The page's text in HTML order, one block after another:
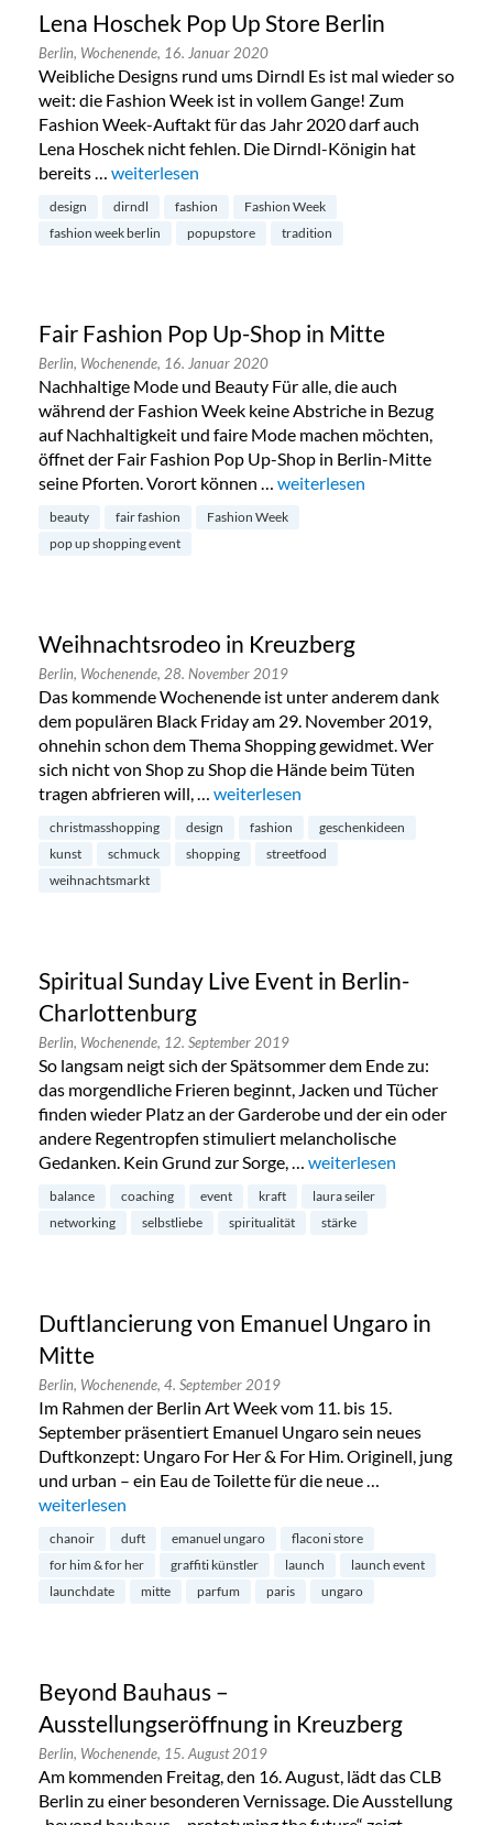
Lena Hoschek Pop Up Store Berlin
Berlin, Wochenende, 16. Januar 2020
Weibliche Designs rund ums Dirndl Es ist mal wieder so
weit: die Fashion Week ist in vollem Gange! Zum
Fashion Week-Auftakt für das Jahr 2020 darf auch
Lena Hoschek nicht fehlen. Die Dirndl-Königin hat
bereits … „Lena Hoschek Pop Up Store Berlin“
weiterlesen
design dirndl fashion
Fashion Week
fashion week berlin
popupstore tradition
Fair Fashion Pop Up-Shop in Mitte
Berlin, Wochenende, 16. Januar 2020
Nachhaltige Mode und Beauty Für alle, die auch
während der Fashion Week keine Abstriche in Bezug
auf Nachhaltigkeit und faire Mode machen möchten,
öffnet der Fair Fashion Pop Up-Shop in Berlin-Mitte
seine Pforten. Vorort können … „Fair Fashion Pop Up-Shop
weiterlesen
beauty fair fashion
Fashion Week
pop up shopping event
Weihnachtsrodeo in Kreuzberg
Berlin, Wochenende, 28. November 2019
Das kommende Wochenende ist unter anderem dank
dem populären Black Friday am 29. November 2019,
ohnehin schon dem Thema Shopping gewidmet. Wer
sich nicht von Shop zu Shop die Hände beim Tüten
tragen abfrieren will, … „Weihnachtsrodeo in Kreuzberg“
weiterlesen
christmasshopping design fashion
geschenkideen
kunst
schmuck shopping
streetfood
weihnachtsmarkt
Spiritual Sunday Live Event in Berlin-
Charlottenburg
Berlin, Wochenende, 12. September 2019
So langsam neigt sich der Spätsommer dem Ende zu:
das morgendliche Frieren beginnt, Jacken und Tücher
finden wieder Platz an der Garderobe und der ein oder
andere Regentropfen stimuliert melancholische
Gedanken. Kein Grund zur Sorge, … „Spiritual Sunday Live
weiterlesen
balance coaching event kraft
laura seiler
networking
selbstliebe spiritualität stärke
Duftlancierung von Emanuel Ungaro in
Mitte
Berlin, Wochenende, 4. September 2019
Im Rahmen der Berlin Art Week vom 11. bis 15.
September präsentiert Emanuel Ungaro sein neues
Duftkonzept: Ungaro For Her & For Him. Originell, jung
und urban – ein Eau de Toilette für die neue …
„Duftlancierung von Emanuel Ungaro in Mitte“
weiterlesen
chanoir duft emanuel ungaro
flaconi store
for him & for her
graffiti künstler launch
launch event
launchdate
mitte parfum paris ungaro
Beyond Bauhaus –
Ausstellungseröffnung in Kreuzberg
Berlin, Wochenende, 15. August 2019
Am kommenden Freitag, den 16. August, lädt das CLB
Berlin zu einer besonderen Vernissage. Die Ausstellung